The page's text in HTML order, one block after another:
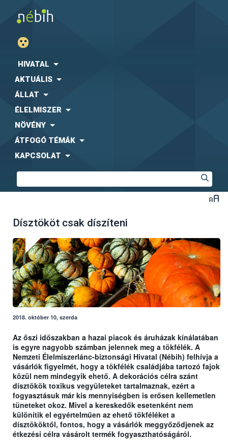
HIVATAL
AKTUÁLIS
ÁLLAT
ÉLELMISZER
NÖVÉNY
ÁTFOGÓ TÉMÁK
KAPCSOLAT
Dísztököt csak díszíteni
2018. október 10, szerda
Az őszi időszakban a hazai piacok és áruházak kínálatában
is egyre nagyobb számban jelennek meg a tökfélék. A
Nemzeti Élelmiszerlánc-biztonsági Hivatal (Nébih) felhívja a
vásárlók figyelmét, hogy a tökfélék családjába tartozó fajok
közül nem mindegyik ehető. A dekorációs célra szánt
dísztökök toxikus vegyületeket tartalmaznak, ezért a
fogyasztásuk már kis mennyiségben is erősen kellemetlen
tüneteket okoz. Mivel a kereskedők esetenként nem
különítik el egyértelműen az ehető tökféléket a
dísztököktől, fontos, hogy a vásárlók meggyőződjenek az
étkezési célra vásárolt termék fogyaszthatóságáról.